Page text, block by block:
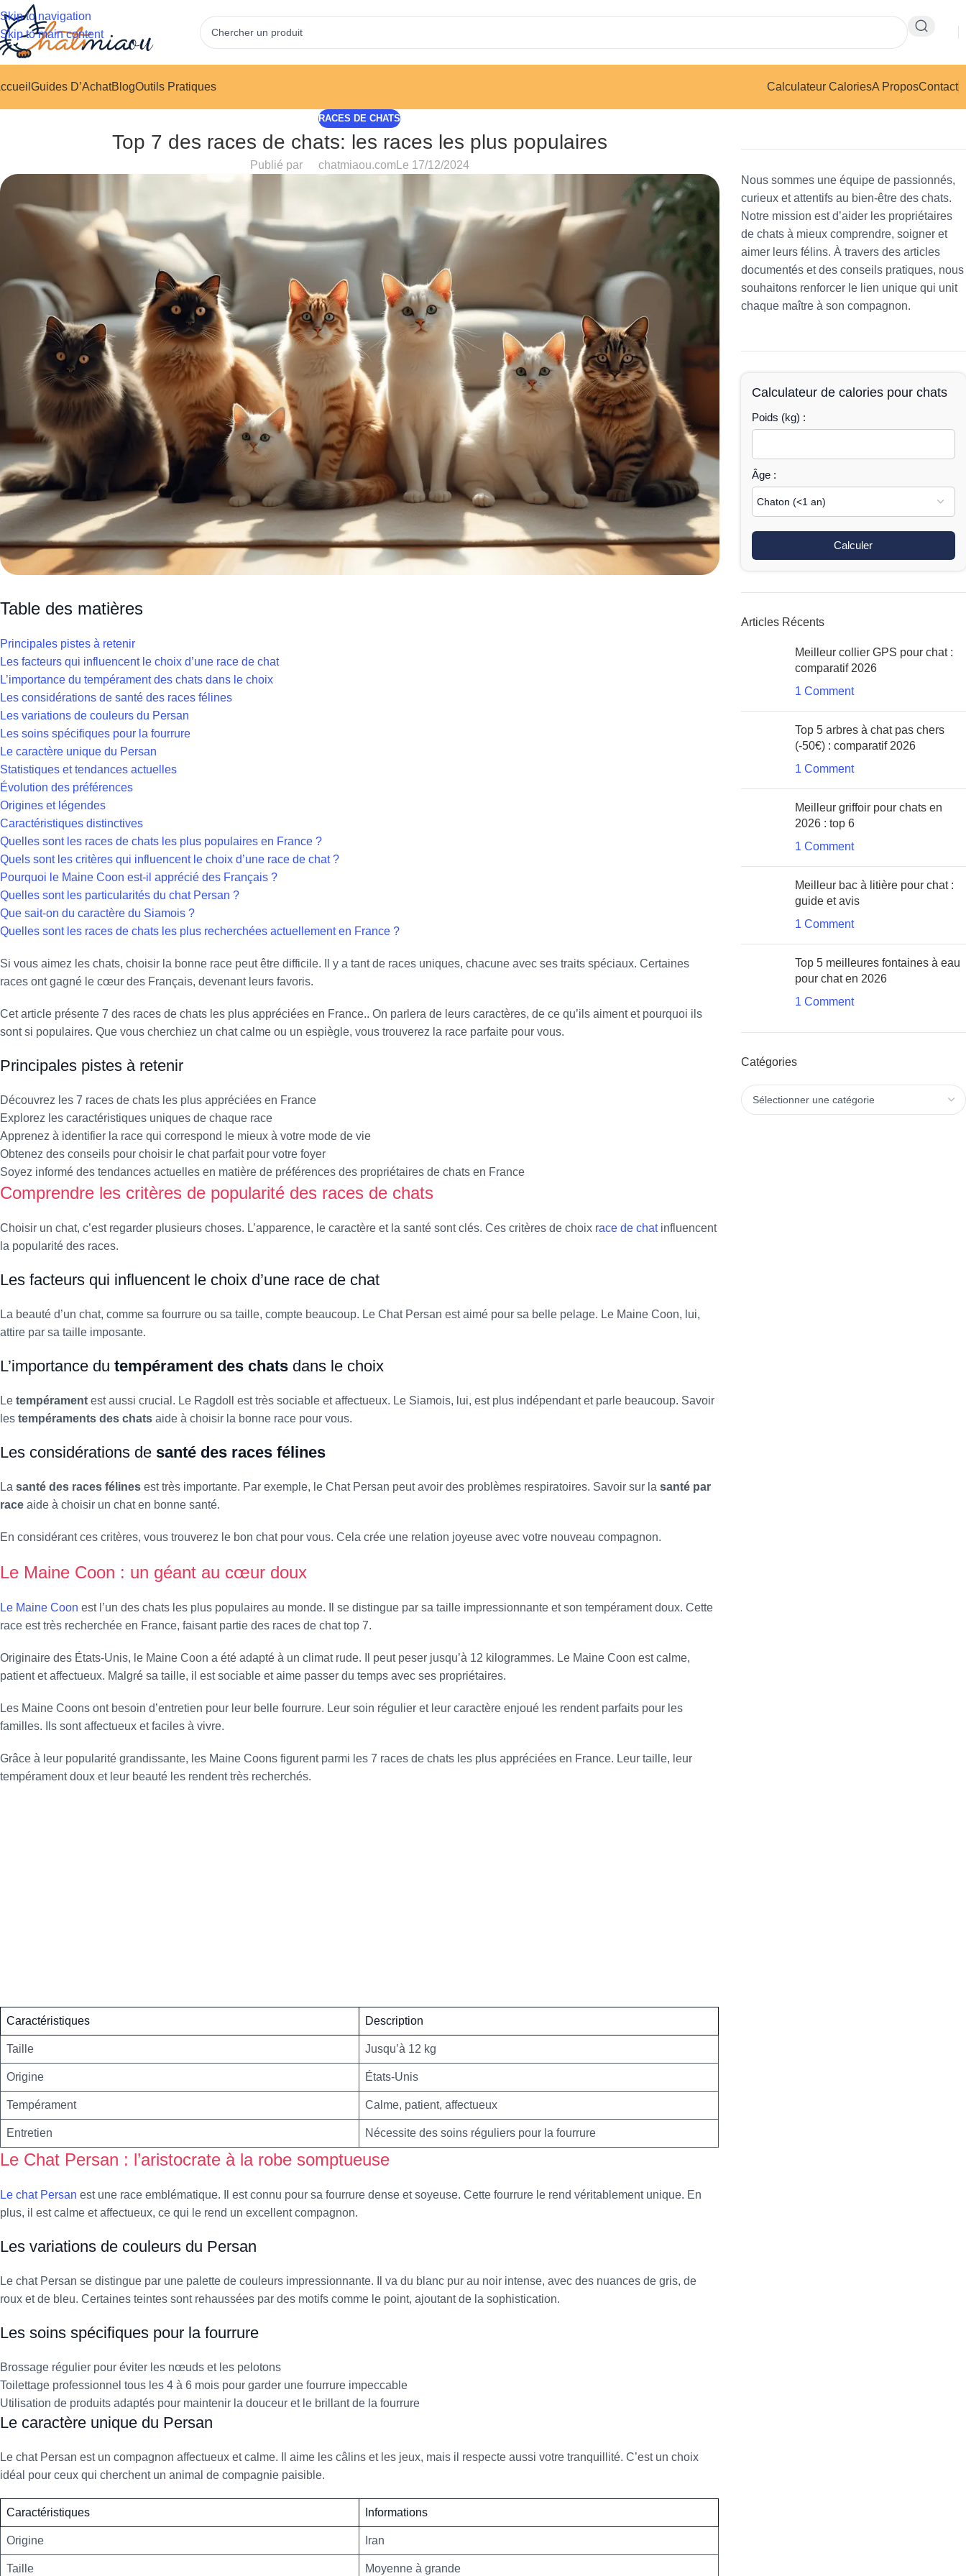
Skip to navigation
Skip to main content
Guides D’AchatBlogOutils Pratiques Calculateur CaloriesA ProposContact
RACES DE CHATS
Top 7 des races de chats: les races les plus populaires
Publié par chatmiaou.comLe 17/12/2024
Table des matières
Principales pistes à retenir
Les facteurs qui influencent le choix d’une race de chat
L’importance du tempérament des chats dans le choix
Les considérations de santé des races félines
Les variations de couleurs du Persan
Les soins spécifiques pour la fourrure
Le caractère unique du Persan
Statistiques et tendances actuelles
Évolution des préférences
Origines et légendes
Caractéristiques distinctives
Quelles sont les races de chats les plus populaires en France ?
Quels sont les critères qui influencent le choix d’une race de chat ?
Pourquoi le Maine Coon est-il apprécié des Français ?
Quelles sont les particularités du chat Persan ?
Que sait-on du caractère du Siamois ?
Quelles sont les races de chats les plus recherchées actuellement en France ?
Si vous aimez les chats, choisir la bonne race peut être difficile. Il y a tant de races uniques, chacune avec ses traits spéciaux. Certaines
races ont gagné le cœur des Français, devenant leurs favoris.
Cet article présente 7 des races de chats les plus appréciées en France.. On parlera de leurs caractères, de ce qu’ils aiment et pourquoi ils
sont si populaires. Que vous cherchiez un chat calme ou un espiègle, vous trouverez la race parfaite pour vous.
Principales pistes à retenir
Découvrez les 7 races de chats les plus appréciées en France
Explorez les caractéristiques uniques de chaque race
Apprenez à identifier la race qui correspond le mieux à votre mode de vie
Obtenez des conseils pour choisir le chat parfait pour votre foyer
Soyez informé des tendances actuelles en matière de préférences des propriétaires de chats en France
Comprendre les critères de popularité des races de chats
Choisir un chat, c’est regarder plusieurs choses. L’apparence, le caractère et la santé sont clés. Ces critères de choix race de chatinfluencent
la popularité des races.
Les facteurs qui influencent le choix d’une race de chat
La beauté d’un chat, comme sa fourrure ou sa taille, compte beaucoup. Le Chat Persan est aimé pour sa belle pelage. Le Maine Coon, lui,
attire par sa taille imposante.
L’importance du tempérament des chats dans le choix
Le tempérament est aussi crucial. Le Ragdoll est très sociable et affectueux. Le Siamois, lui, est plus indépendant et parle beaucoup. Savoir
les tempéraments des chats aide à choisir la bonne race pour vous.
Les considérations de santé des races félines
La santé des races félines est très importante. Par exemple, le Chat Persan peut avoir des problèmes respiratoires. Savoir sur la santé par
race aide à choisir un chat en bonne santé.
En considérant ces critères, vous trouverez le bon chat pour vous. Cela crée une relation joyeuse avec votre nouveau compagnon.
Le Maine Coon : un géant au cœur doux
Le Maine Coon est l’un des chats les plus populaires au monde. Il se distingue par sa taille impressionnante et son tempérament doux. Cette
race est très recherchée en France, faisant partie des races de chat top 7.
Originaire des États-Unis, le Maine Coon a été adapté à un climat rude. Il peut peser jusqu’à 12 kilogrammes. Le Maine Coon est calme,
patient et affectueux. Malgré sa taille, il est sociable et aime passer du temps avec ses propriétaires.
Les Maine Coons ont besoin d’entretien pour leur belle fourrure. Leur soin régulier et leur caractère enjoué les rendent parfaits pour les
familles. Ils sont affectueux et faciles à vivre.
Grâce à leur popularité grandissante, les Maine Coons figurent parmi les 7 races de chats les plus appréciées en France. Leur taille, leur
tempérament doux et leur beauté les rendent très recherchés.
Caractéristiques Description
Taille Jusqu’à 12 kg
Origine États-Unis
Tempérament Calme, patient, affectueux
Entretien Nécessite des soins réguliers pour la fourrure
Le Chat Persan : l’aristocrate à la robe somptueuse
Le chat Persan est une race emblématique. Il est connu pour sa fourrure dense et soyeuse. Cette fourrure le rend véritablement unique. En
plus, il est calme et affectueux, ce qui le rend un excellent compagnon.
Les variations de couleurs du Persan
Le chat Persan se distingue par une palette de couleurs impressionnante. Il va du blanc pur au noir intense, avec des nuances de gris, de
roux et de bleu. Certaines teintes sont rehaussées par des motifs comme le point, ajoutant de la sophistication.
Les soins spécifiques pour la fourrure
Brossage régulier pour éviter les nœuds et les pelotons
Toilettage professionnel tous les 4 à 6 mois pour garder une fourrure impeccable
Utilisation de produits adaptés pour maintenir la douceur et le brillant de la fourrure
Le caractère unique du Persan
Le chat Persan est un compagnon affectueux et calme. Il aime les câlins et les jeux, mais il respecte aussi votre tranquillité. C’est un choix
idéal pour ceux qui cherchent un animal de compagnie paisible.
Caractéristiques Informations
Origine Iran
Taille Moyenne à grande
Nous sommes une équipe de passionnés,
curieux et attentifs au bien-être des chats.
Notre mission est d’aider les propriétaires
de chats à mieux comprendre, soigner et
aimer leurs félins. À travers des articles
documentés et des conseils pratiques, nous
souhaitons renforcer le lien unique qui unit
chaque maître à son compagnon.
Calculateur de calories pour chats
Poids (kg) :
Âge :
Calculer
Articles Récents
Meilleur collier GPS pour chat :
comparatif 2026
1 Comment
Top 5 arbres à chat pas chers
(-50€) : comparatif 2026
1 Comment
Meilleur griffoir pour chats en
2026 : top 6
1 Comment
Meilleur bac à litière pour chat :
guide et avis
1 Comment
Top 5 meilleures fontaines à eau
pour chat en 2026
1 Comment
Catégories